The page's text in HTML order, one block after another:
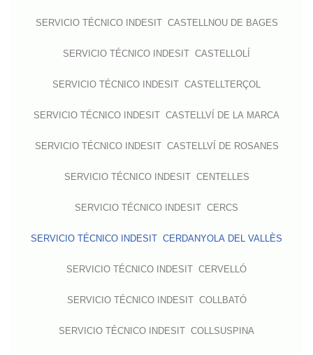
SERVICIO TÉCNICO INDESIT CASTELLNOU DE BAGES
SERVICIO TÉCNICO INDESIT CASTELLOLÍ
SERVICIO TÉCNICO INDESIT CASTELLTERÇOL
SERVICIO TÉCNICO INDESIT CASTELLVÍ DE LA MARCA
SERVICIO TÉCNICO INDESIT CASTELLVÍ DE ROSANES
SERVICIO TÉCNICO INDESIT CENTELLES
SERVICIO TÉCNICO INDESIT CERCS
SERVICIO TÉCNICO INDESIT CERDANYOLA DEL VALLÈS
SERVICIO TÉCNICO INDESIT CERVELLÓ
SERVICIO TÉCNICO INDESIT COLLBATÓ
SERVICIO TÉCNICO INDESIT COLLSUSPINA